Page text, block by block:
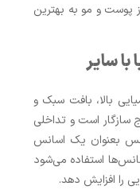
پوست و مو به بهترین
سایر
بالا، بافت سبک و
سازگار است و تداخلی
بعنوان یک اسانس
استفاده می‌شود
را افزایش دهد.